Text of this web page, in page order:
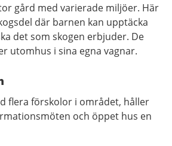
gård med varierade miljöer. Här
där barnen kan upptäcka
det som skogen erbjuder. De
utomhus i sina egna vagnar.
flera förskolor i området, håller
och öppet hus en